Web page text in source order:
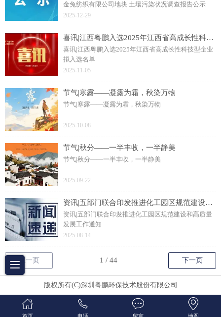
金兔纺织有限公司地块 土壤污染状况调查报告公示
2025-12-29
喜讯|江西粤鹏入选2025年江西省高成长性科技型企业拟入选名单
喜讯|江西粤鹏入选2025年江西省高成长性科技型企业
拟入选名单
2025-11-05
节气|寒露——凝露为霜，秋染万物
节气|寒露——凝露为霜，秋染万物
2025-10-08
节气|秋分——一半丰收，一半静美
节气|秋分——一半丰收，一半静美
2025-09-22
资讯|五部门联合印发推进化工园区规范建设和高质量发展工作通知
资讯|五部门联合印发推进化工园区规范建设和高质量
发展工作通知
2025-08-14
上一页 下一页
版权所有(C)深圳粤鹏环保技术股份有限公司